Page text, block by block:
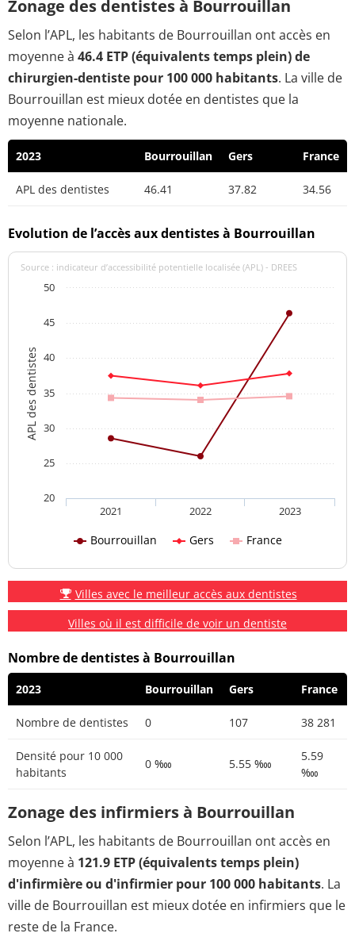
Zonage des dentistes à Bourrouillan
Selon l’APL, les habitants de Bourrouillan ont accès en
moyenne à 46.4 ETP (équivalents temps plein) de
chirurgien-dentiste pour 100 000 habitants. La ville de
Bourrouillan est mieux dotée en dentistes que la
moyenne nationale.
2023 Bourrouillan Gers France
APL des dentistes 46.41 37.82 34.56
Evolution de l’accès aux dentistes à Bourrouillan
APL des dentistes
Source : indicateur d’accessibilité potentielle localisée (APL) - DREES
Bourrouillan Gers France
2021 2022 2023
20
25
30
35
40
45
50
Villes avec le meilleur accès aux dentistes
Villes où il est difficile de voir un dentiste
Nombre de dentistes à Bourrouillan
2023 Bourrouillan Gers France
Nombre de dentistes 0 107 38 281
Densité pour 10 000
habitants
0 ‱ 5.55 ‱
5.59
‱
Zonage des infirmiers à Bourrouillan
Selon l’APL, les habitants de Bourrouillan ont accès en
moyenne à 121.9 ETP (équivalents temps plein)
d'infirmière ou d'infirmier pour 100 000 habitants. La
ville de Bourrouillan est mieux dotée en infirmiers que le
reste de la France.